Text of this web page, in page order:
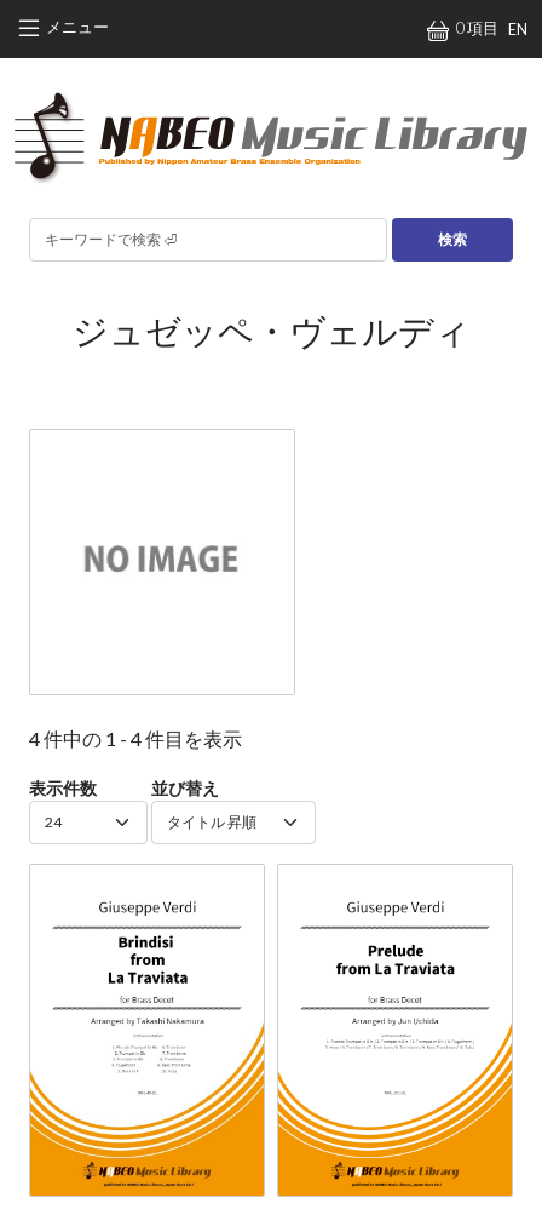
メニュー 0 項目 EN
検索
ジュゼッペ・ヴェルディ
4 件中の 1 - 4 件目を表示
表示件数 並び替え